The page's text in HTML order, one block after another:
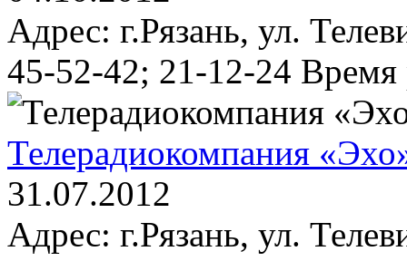
Адрес: г.Рязань, ул.
45-52-42; 21-12-24
Телерадиокомпания
31.07.2012
Адрес: г.Рязань, ул.